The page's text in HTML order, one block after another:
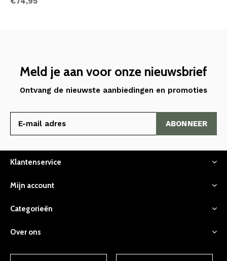
Meld je aan voor onze nieuwsbrief
Ontvang de nieuwste aanbiedingen en promoties
ABONNEER
Klantenservice
Mijn account
Categorieën
Over ons